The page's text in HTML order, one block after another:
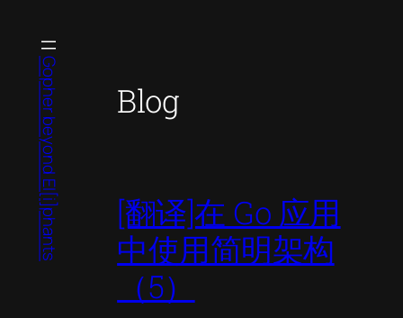
content
Gopher beyond El[i]phants Blog
[翻译]在 Go 应用
中使用简明架构
（5）